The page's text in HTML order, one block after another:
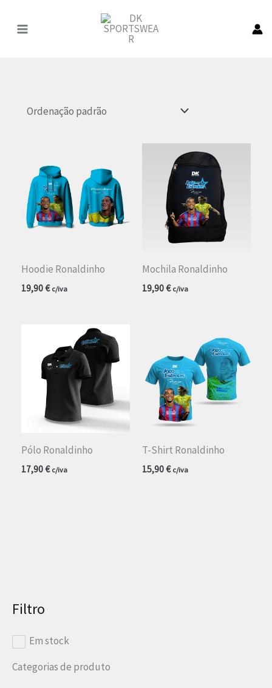
para
Filtro
Em stock
Categorias de produto
Hoodie Ronaldinho
19,90€ c/iva
Mochila Ronaldinho
19,90€ c/iva
Pólo Ronaldinho
17,90€ c/iva
T-Shirt Ronaldinho
15,90€ c/iva